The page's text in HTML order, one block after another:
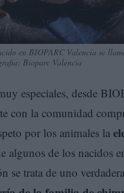
en BIOPARC Valencia se
Bioparc Valencia
especiales, desde
con la comunidad
por los animales la
algunos de los nacidos
se trata de uno